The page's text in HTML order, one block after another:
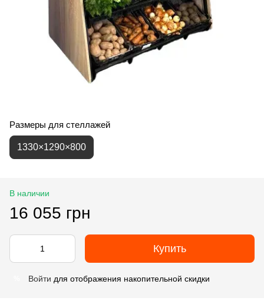
Размеры для стеллажей
1330×1290×800
В наличии
16 055 грн
Купить
Войти для отображения накопительной скидки